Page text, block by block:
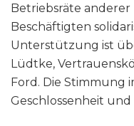
Betriebsräte
Beschäftigten
Unterstützung ist
Lüdtke,
Ford. Die Stimmung
Geschlossenheit